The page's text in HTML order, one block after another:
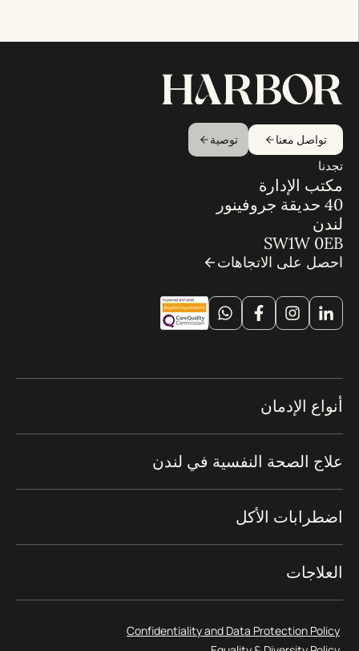
تواصل معنا توصية
تجدنا
مكتب الإدارة
40 حديقة جروفينور
لندن
SW1W 0EB
احصل على الاتجاهات
أنواع الإدمان
علاج الصحة النفسية في لندن
اضطرابات الأكل
العلاجات
Confidentiality and Data Protection Policy